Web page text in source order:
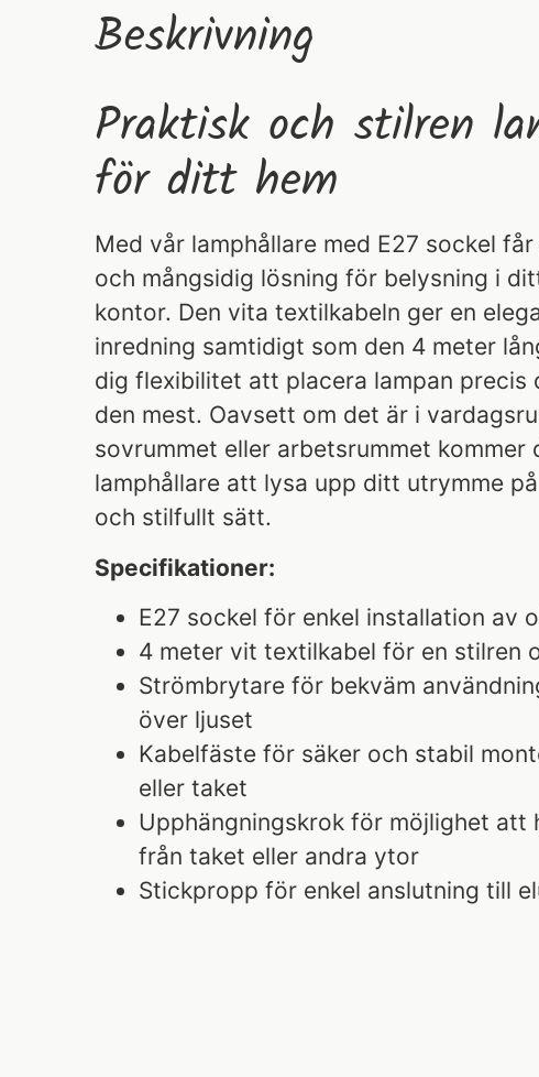
Beskrivning
Praktisk och stilren
för ditt hem
Med vår lamphållare med E27 sockel
och mångsidig lösning för belysning i
kontor. Den vita textilkabeln ger en
inredning samtidigt som den 4 meter
dig flexibilitet att placera lampan precis
den mest. Oavsett om det är i
sovrummet eller arbetsrummet kommer
lamphållare att lysa upp ditt utrymme
och stilfullt sätt.
Specifikationer:
E27 sockel för enkel installation av
4 meter vit textilkabel för en stilren
Strömbrytare för bekväm
över ljuset
Kabelfäste för säker och stabil
eller taket
Upphängningskrok för möjlighet att
från taket eller andra ytor
Stickpropp för enkel anslutning till